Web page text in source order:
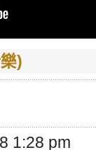
)
1:28 pm